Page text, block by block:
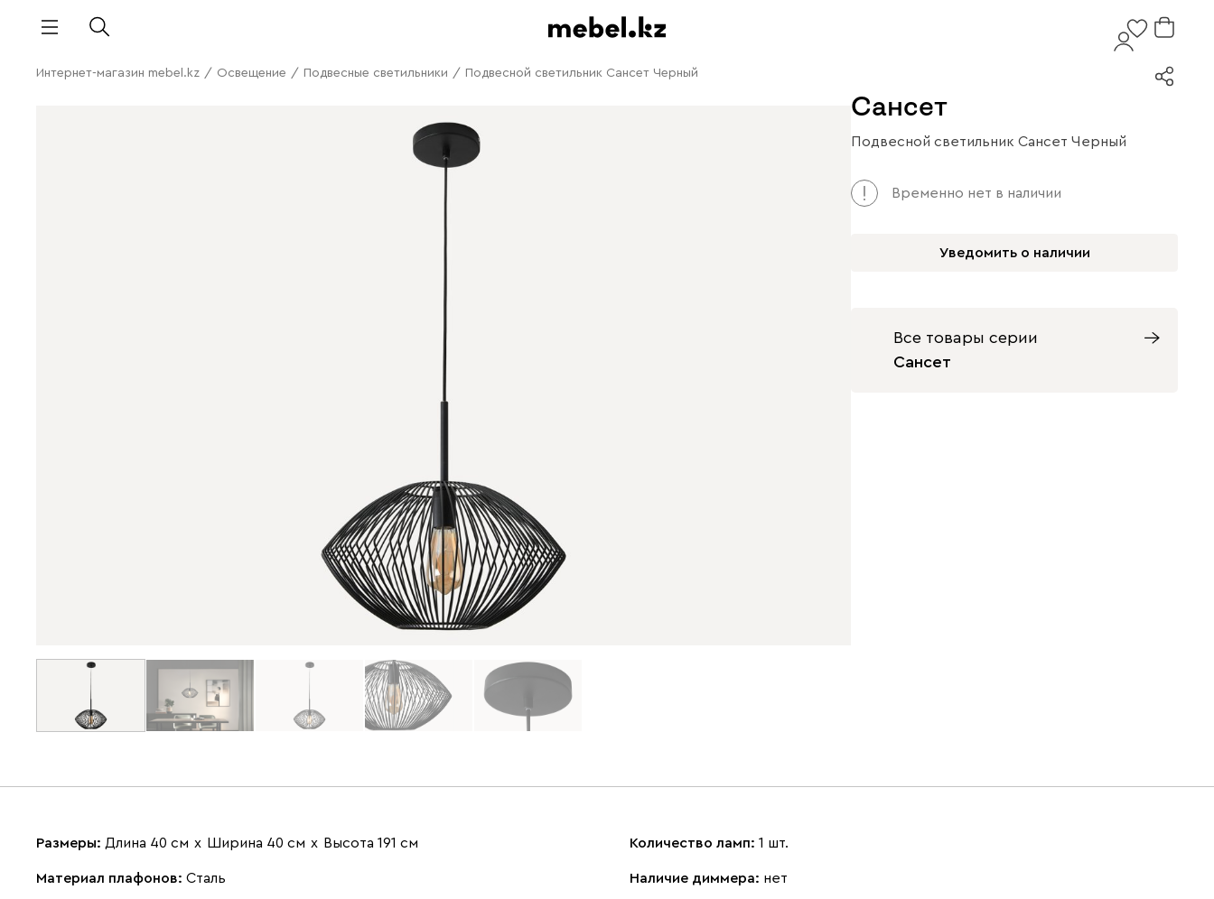
Интернет-магазин mebel.kz / Освещение / Подвесные светильники / Подвесной светильник Сансет Черный
Сансет
Подвесной светильник Сансет Черный
Временно нет в наличии
Уведомить о наличии
Все товары серии
Сансет
Размеры: Длина 40 см х Ширина 40 см х Высота 191 см
Материал плафонов: Сталь
Количество ламп: 1 шт.
Наличие диммера: нет